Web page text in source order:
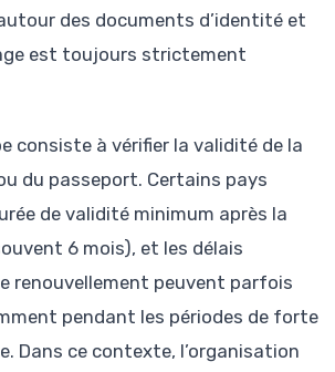
des documents d’identité et
est toujours strictement
consiste à vérifier la validité de la
du passeport. Certains pays
de validité minimum après la
6 mois), et les délais
renouvellement peuvent parfois
pendant les périodes de forte
Dans ce contexte, l’organisation